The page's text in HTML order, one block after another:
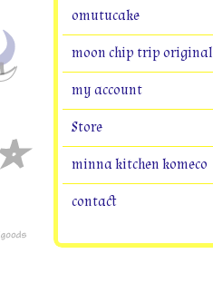
omutucake
moon chip trip original
my account
Store
minna kitchen komeco
contact